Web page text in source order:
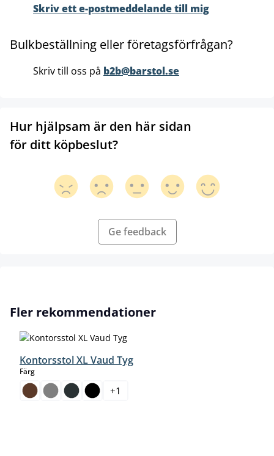
Skriv ett e-postmeddelande till mig
Bulkbeställning eller företagsförfrågan?
Skriv till oss på b2b@barstol.se
Hur hjälpsam är den här sidan
för ditt köpbeslut?
Ge feedback
Hoppa över produktgalleri
Fler rekommendationer
Kontorsstol XL Vaud Tyg
Färgselect
+1